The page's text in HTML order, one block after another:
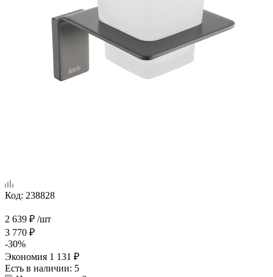
Код: 238828
2 639 ₽ /шт
3 770 ₽
-30%
Экономия 1 131 ₽
Есть в наличии: 5